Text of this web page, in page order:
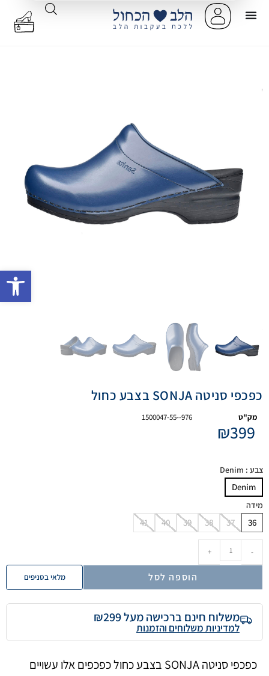
כפכפי סניטה SONJA בצבע כחול
מק"ט 1500047-55--976
₪399
צבע : Denim
Denim
מידה
36
37
38
39
40
41
-
+
הוספה לסל מלאי בסניפים
משלוח חינם ברכישה מעל ₪299
למדיניות משלוחים והזמנות
כפכפי סניטה SONJA בצבע כחול כפכפים אלו עשויים